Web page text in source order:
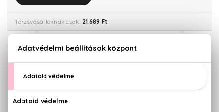
Törzsvásárlóknak csak: 21.689 Ft
KISZERELÉS KIVÁLASZTÁSA
50 ml
18.700 Ft
Teszter 80 ml